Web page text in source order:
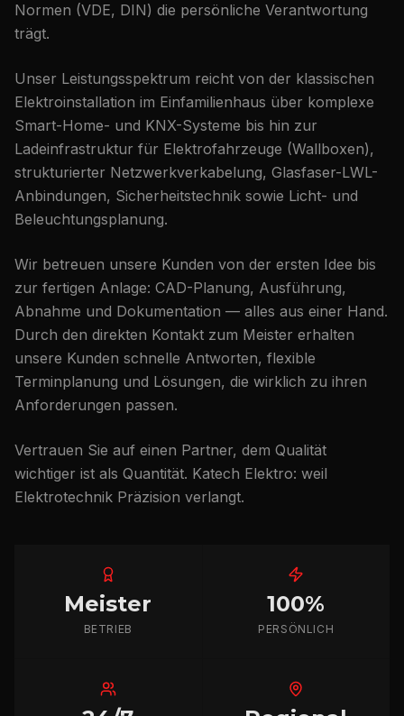
Normen (VDE, DIN) die persönliche Verantwortung
trägt.
Unser Leistungsspektrum reicht von der klassischen
Elektroinstallation im Einfamilienhaus über komplexe
Smart-Home- und KNX-Systeme bis hin zur
Ladeinfrastruktur für Elektrofahrzeuge (Wallboxen),
strukturierter Netzwerkverkabelung, Glasfaser-LWL-
Anbindungen, Sicherheitstechnik sowie Licht- und
Beleuchtungsplanung.
Wir betreuen unsere Kunden von der ersten Idee bis
zur fertigen Anlage: CAD-Planung, Ausführung,
Abnahme und Dokumentation — alles aus einer Hand.
Durch den direkten Kontakt zum Meister erhalten
unsere Kunden schnelle Antworten, flexible
Terminplanung und Lösungen, die wirklich zu ihren
Anforderungen passen.
Vertrauen Sie auf einen Partner, dem Qualität
wichtiger ist als Quantität. Katech Elektro: weil
Elektrotechnik Präzision verlangt.
Meister
BETRIEB
100%
PERSÖNLICH